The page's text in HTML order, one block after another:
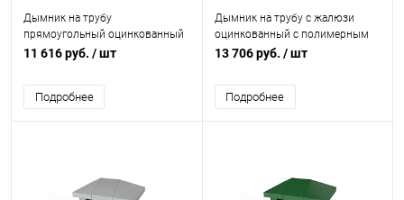
Дымник на трубу
прямоугольный оцинкованный
с полимерным покрытием до
11 616 руб. / шт
Подробнее
Дымник на трубу с жалюзи
оцинкованный с полимерным
покрытием до 2800мм RAL
13 706 руб. / шт
Подробнее